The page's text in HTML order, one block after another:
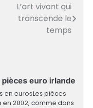
L’art vivant qui
transcende le
temps
euro irlande
en eurosLes pièces
2002, comme dans